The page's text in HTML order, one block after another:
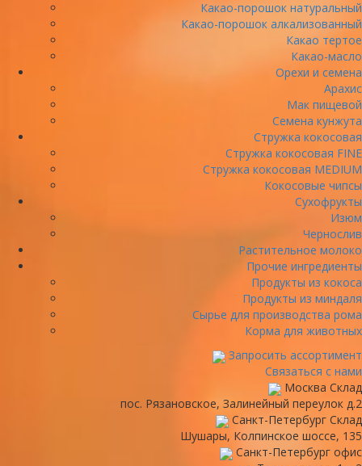
Какао-порошок натуральный
Какао-порошок алкализованный
Какао тертое
Какао-масло
Орехи и семена
Арахис
Мак пищевой
Семена кунжута
Стружка кокосовая
Стружка кокосовая FINE
Стружка кокосовая MEDIUM
Кокосовые чипсы
Сухофрукты
Изюм
Чернослив
Растительное молоко
Прочие ингредиенты
Продукты из кокоса
Продукты из миндаля
Сырье для производства рома
Корма для животных
Запросить ассортимент
Связаться с нами
Москва Склад
пос. Рязановское, Залинейный переулок д.2
Санкт-Петербург Склад
Шушары, Колпинское шоссе, 135
Санкт-Петербург офис